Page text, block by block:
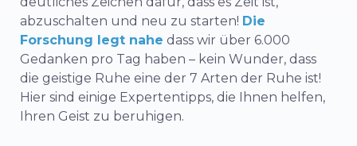
abzuschalten und neu zu starten! Die
Forschung legt nahe dass wir über 6.000
Gedanken pro Tag haben – kein Wunder, dass
die geistige Ruhe eine der 7 Arten der Ruhe ist!
Hier sind einige Expertentipps, die Ihnen helfen,
Ihren Geist zu beruhigen.